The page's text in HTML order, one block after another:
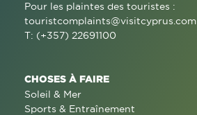
Pour les plaintes des touristes :
touristcomplaints@visitcyprus.com
T: (+357) 22691100
CHOSES À FAIRE
Soleil & Mer
Sports & Entraînement